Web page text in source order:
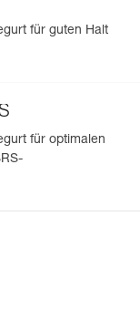
für guten Halt
für optimalen